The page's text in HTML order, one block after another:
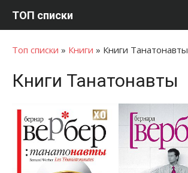
ТОП списки
Топ списки » Книги » Книги Танатонавты
Книги Танатонавты